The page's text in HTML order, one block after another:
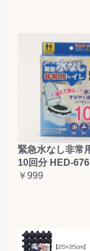
緊急水なし非常
10回分 HED-
￥999